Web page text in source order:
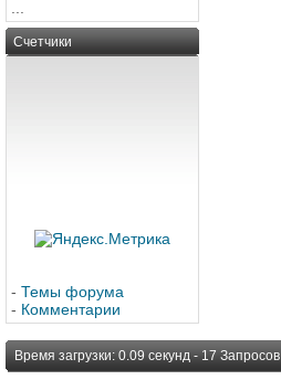
Счетчики
- Темы форума
- Комментарии
Время загрузки: 0.09 секунд - 17 Запросов